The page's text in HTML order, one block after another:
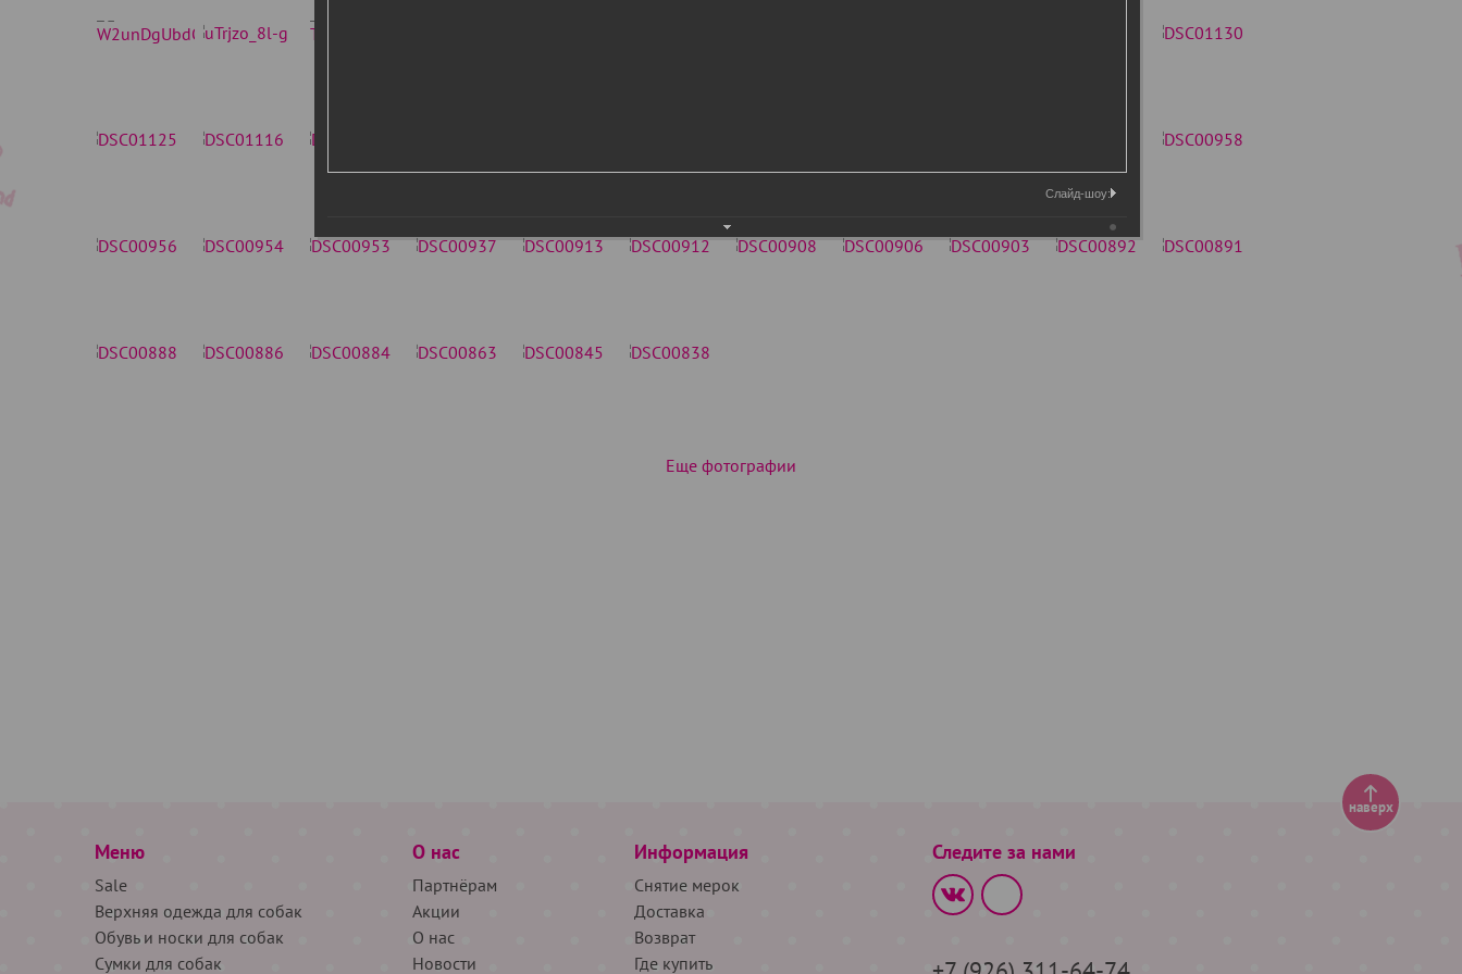
Еще фотографии
Меню
Sale
Верхняя одежда для собак
Обувь и носки для собак
Сумки для собак
О нас
Партнёрам
Акции
О нас
Новости
Информация
Снятие мерок
Доставка
Возврат
Где купить
Следите за нами
наверх
Слайд-шоу: